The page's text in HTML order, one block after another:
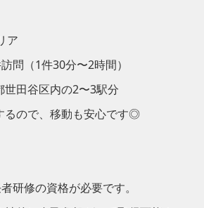
ア
問（1件30分〜2時間）
世田谷区内の2〜3駅分
るので、移動も安心です◎
研修の資格が必要です。